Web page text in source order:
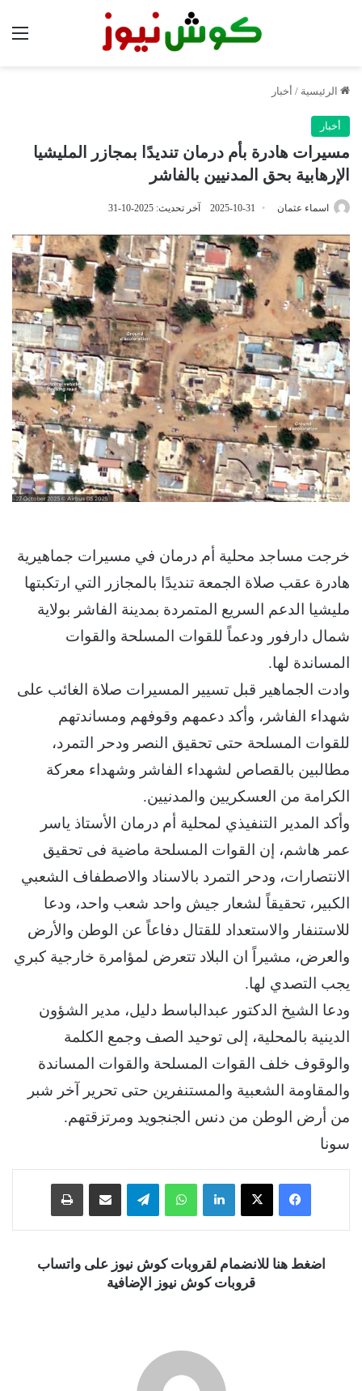
الرئيسية / أخبار
أخبار
مسيرات هادرة بأم درمان تنديدًا بمجازر المليشيا
الإرهابية بحق المدنيين بالفاشر
اسماء عثمان 2025-10-31 آخر تحديث: 2025-10-31
خرجت مساجد محلية أم درمان في مسيرات جماهيرية
هادرة عقب صلاة الجمعة تنديدًا بالمجازر التي ارتكبتها
مليشيا الدعم السريع المتمردة بمدينة الفاشر بولاية
شمال دارفور ودعماً للقوات المسلحة والقوات
المساندة لها.
وادت الجماهير قبل تسيير المسيرات صلاة الغائب على
شهداء الفاشر، وأكد دعمهم وقوفهم ومساندتهم
للقوات المسلحة حتى تحقيق النصر ودحر التمرد،
مطالبين بالقصاص لشهداء الفاشر وشهداء معركة
الكرامة من العسكريين والمدنيين.
وأكد المدير التنفيذي لمحلية أم درمان الأستاذ ياسر
عمر هاشم، إن القوات المسلحة ماضية فى تحقيق
الانتصارات، ودحر التمرد بالاسناد والاصطفاف الشعبي
الكبير، تحقيقاً لشعار جيش واحد شعب واحد، ودعا
للاستنفار والاستعداد للقتال دفاعاً عن الوطن والأرض
والعرض، مشيراً ان البلاد تتعرض لمؤامرة خارجية كبري
يجب التصدي لها.
ودعا الشيخ الدكتور عبدالباسط دليل، مدير الشؤون
الدينية بالمحلية، إلى توحيد الصف وجمع الكلمة
والوقوف خلف القوات المسلحة والقوات المساندة
والمقاومة الشعبية والمستنفرين حتى تحرير آخر شبر
من أرض الوطن من دنس الجنجويد ومرتزقتهم.
سونا
فيسبوك ‫X لينكدإن واتساب تيلقرام
اضغط هنا للانضمام لقروبات كوش نيوز على واتساب
قروبات كوش نيوز الإضافية